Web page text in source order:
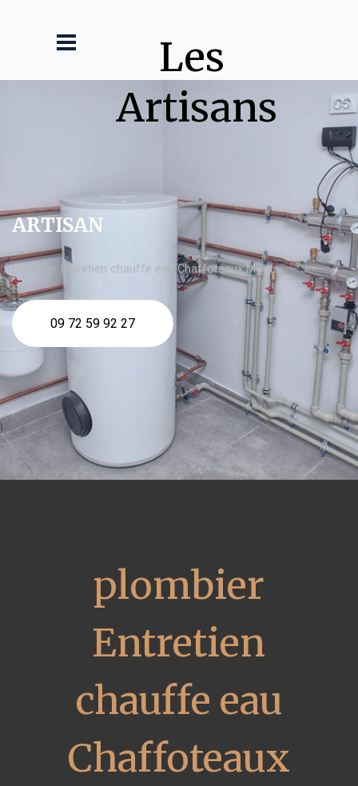
Les
Artisans
ARTISAN
plombier Entretien chauffe eau Chaffoteaux Monts
09 72 59 92 27
plombier
Entretien
chauffe eau
Chaffoteaux